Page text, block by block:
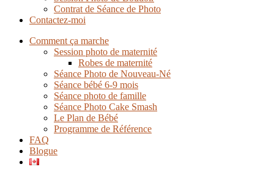
Contrat de Séance de Photo
Contactez-moi
Comment ça marche
Session photo de maternité
Robes de maternité
Séance Photo de Nouveau-Né
Séance bébé 6-9 mois
Séance photo de famille
Séance Photo Cake Smash
Le Plan de Bébé
Programme de Référence
FAQ
Blogue